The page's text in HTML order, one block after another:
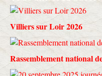
Villiers sur Loir 2026
Rassemblement national